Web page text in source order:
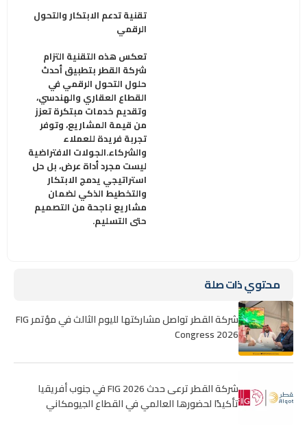
تقنية تدعم الابتكار والتحول
الرقمي
تعكس هذه التقنية التزام
شركة القطر بتطبيق أحدث
حلول التحول الرقمي في
القطاع العقاري والهندسي،
وتقديم خدمات مبتكرة تعزز
من قيمة المشاريع، وتوفر
تجربة فريدة للعملاء
والشركاء.الجولات الافتراضية
ليست مجرد أداة عرض، بل حل
استراتيجي يدمج الابتكار
والتخطيط الذكي لضمان
مشاريع ناجحة من التصميم
حتى التسليم.
محتوي ذات صلة
شركة القطر تواصل مشاركتها لليوم الثالث في مؤتمر FIG
Congress 2026
شركة القطر ترعى حدث FIG 2026 في جنوب أفريقيا
تأكيدًا لحضورها العالمي في القطاع الجيومكاني